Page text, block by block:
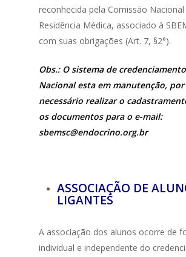
reconhecida pela Comissão Nacional
Residência Médica, associado à
com suas obrigações (Art. 7, §2°).
Obs.: O sistema de
Nacional esta em manutenção, por
necessário realizar o
os documentos para o e-mail:
sbemsc@endocrino.org.br
ASSOCIAÇÃO DE
LIGANTES
A associação dos alunos ocorre de
individual e independente do